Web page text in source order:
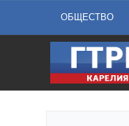
ОБЩЕСТВО